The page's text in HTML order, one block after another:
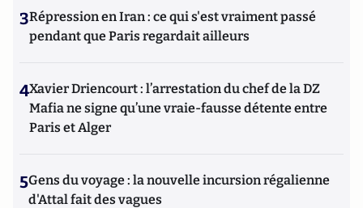
3Répression en Iran : ce qui s'est vraiment passé
pendant que Paris regardait ailleurs
4Xavier Driencourt : l’arrestation du chef de la DZ
Mafia ne signe qu’une vraie-fausse détente entre
Paris et Alger
5Gens du voyage : la nouvelle incursion régalienne
d'Attal fait des vagues